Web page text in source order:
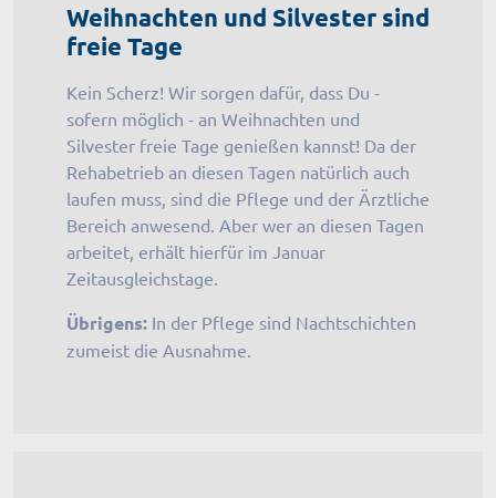
Weihnachten und Silvester sind
freie Tage
Kein Scherz! Wir sorgen dafür, dass Du -
sofern möglich - an Weihnachten und
Silvester freie Tage genießen kannst! Da der
Rehabetrieb an diesen Tagen natürlich auch
laufen muss, sind die Pflege und der Ärztliche
Bereich anwesend. Aber wer an diesen Tagen
arbeitet, erhält hierfür im Januar
Zeitausgleichstage.
Übrigens: In der Pflege sind Nachtschichten
zumeist die Ausnahme.